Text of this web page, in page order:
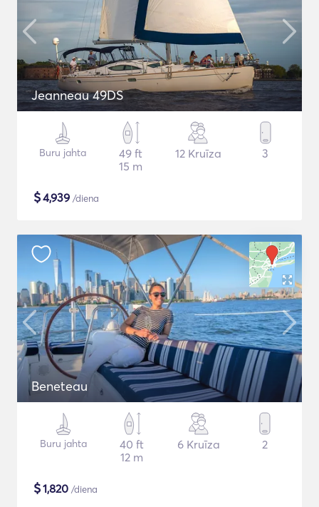
Jeanneau 49DS
Buru jahta
49 ft
15 m
12 Kruīza 3
$4,939 /diena
Beneteau
Buru jahta
40 ft
12 m
6 Kruīza 2
$1,820 /diena